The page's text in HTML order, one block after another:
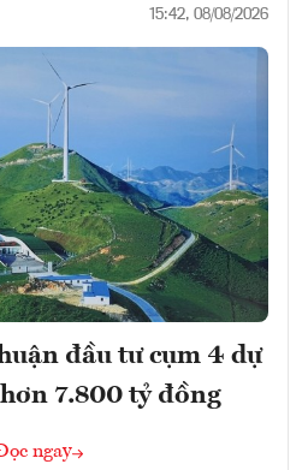
15:42, 08/08/2026
đầu tư cụm 4 dự
7.800 tỷ đồng
ngay